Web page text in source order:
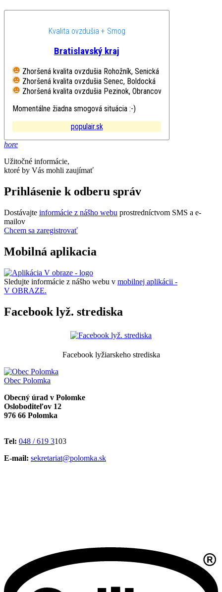
Kvalita ovzdušia + Smog
Bratislavský kraj
Zhoršená kvalita ovzdušia Rohožník, Senická
Zhoršená kvalita ovzdušia Senec, Boldocká
Zhoršená kvalita ovzdušia Pezinok, Obrancov mieru
Momentálne žiadna smogová situácia :-)
populair.sk
hore
Užitočné informácie,
ktoré by Vás mohli zaujímať
Prihlásenie k odberu správ
Dostávajte informácie z nášho webu prostredníctvom SMS a e-
mailov
Chcem sa zaregistrovať
Mobilná aplikacia
Sledujte informácie z nášho webu v mobilnej aplikácii -
V OBRAZE.
Facebook lyž. strediska
Facebook lyžiarskeho strediska
Obec Polomka
Obecný úrad v Polomke
Osloboditeľov 12
976 66 Polomka
Tel: 048 / 619 3103
E-mail: sekretariat@polomka.sk